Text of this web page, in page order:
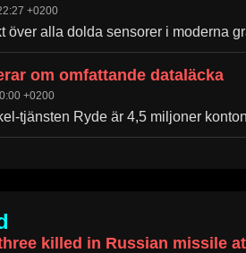
+0200
över alla dolda sensorer i moderna
om omfattande dataläcka
+0200
tjänsten Ryde är 4,5 miljoner
killed in Russian missile